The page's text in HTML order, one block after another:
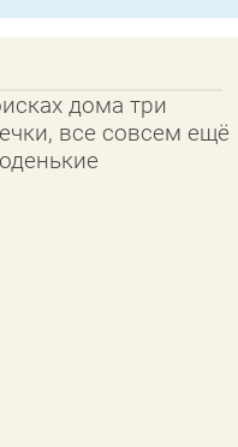
дома три
все совсем ещё